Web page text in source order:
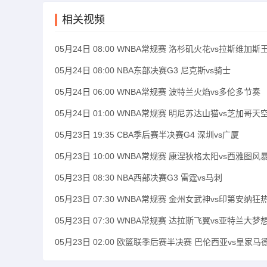
相关视频
05月24日 08:00 WNBA常规赛 洛杉矶火花vs拉斯维加斯
05月24日 08:00 NBA东部决赛G3 尼克斯vs骑士
05月24日 06:00 WNBA常规赛 波特兰火焰vs多伦多节奏
05月24日 01:00 WNBA常规赛 明尼苏达山猫vs芝加哥天
05月23日 19:35 CBA季后赛半决赛G4 深圳vs广厦
05月23日 10:00 WNBA常规赛 康涅狄格太阳vs西雅图风
05月23日 08:30 NBA西部决赛G3 雷霆vs马刺
05月23日 07:30 WNBA常规赛 金州女武神vs印第安纳狂
05月23日 07:30 WNBA常规赛 达拉斯飞翼vs亚特兰大梦
05月23日 02:00 欧篮联季后赛半决赛 巴伦西亚vs皇家马